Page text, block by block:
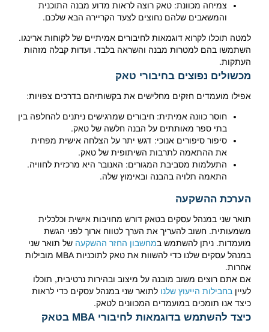
צמיחה מכוונת: טאק רוצה לראות מדוע מבנה התוכנית
והמשאבים שלהם נחוצים לצעד הקריירה הבא שלכם.
למטה תוכלו לקרוא דוגמאות לחיבורים אמיתיים של לקוחות ארינגו.
השתמשו בהם למטרות מבנה והשראה בלבד. ועדות קבלה מזהות
העתקות.
מכשולים נפוצים בחיבורי טאק
אפילו מועמדים חזקים מחלישים את בקשותיהם בדרכים צפויות:
חוסר כוונה אמיתית: חיבורים שמרגישים ניתנים להחלפה בין
בתי ספר מאותתים על הבנה חלשה של טאק.
סיפור סיפורים אנוכי: דגש יתר על הצלחה אישית מפחית
את ההתאמה לתרבות השיתופית של טאק.
התעלמות מסביבת המגורים: האנובר היא מרכזית לחוויה.
התאמה תלויה בהבנה ובאימוץ שלה.
הערכת ההשקעה
תואר שני במנהל עסקים בטאק דורש מחויבות אישית וכלכלית
משמעותית. חשוב להעריך את הערך לטווח ארוך לפני הגשת
מועמדות. ניתן להשתמש במחשבון החזר ההשקעה של תואר שני
במנהל עסקים שלנו כדי להשוות את טאק לתוכניות MBA מובילות
אחרות.
אם אתם רוצים משוב מובנה על מיצוב ובהירות נרטיבית, תוכלו
לעיין בחבילות הייעוץ שלנו לתואר שני במנהל עסקים כדי לראות
כיצד אנו תומכים במועמדים המכוונים לטאק.
כיצד להשתמש בדוגמאות לחיבורי MBA בטאק